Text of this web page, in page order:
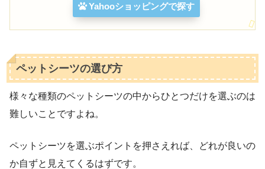
Yahooショッピングで探す
ペットシーツの選び方
様々な種類のペットシーツの中からひとつだけを選ぶのは
難しいことですよね。
ペットシーツを選ぶポイントを押さえれば、どれが良いの
か自ずと見えてくるはずです。